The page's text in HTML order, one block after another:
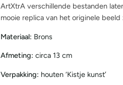
ArtXtrA verschillende bestanden
mooie replica van het originele beeld
Materiaal: Brons
Afmeting: circa 13 cm
Verpakking: houten ‘Kistje kunst’